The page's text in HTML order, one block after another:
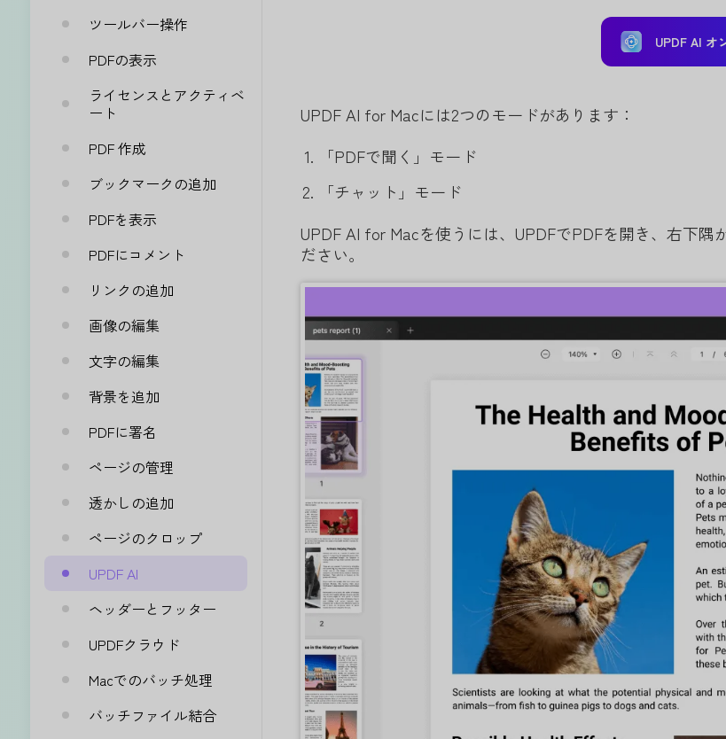
ツールバー操作
PDFの表示
ライセンスとアクティベ
ート
PDF 作成
ブックマークの追加
PDFを表示
PDFにコメント
リンクの追加
画像の編集
文字の編集
背景を追加
PDFに署名
ページの管理
透かしの追加
ページのクロップ
UPDF AI
ヘッダーとフッター
UPDFクラウド
Macでのバッチ処理
バッチファイル結合
UPDF AI オ
UPDF AI for Macには2つのモードがあります：
「PDFで聞く」モード
「チャット」モード
UPDF AI for Macを使うには、UPDFでPDFを開き、右下
ださい。